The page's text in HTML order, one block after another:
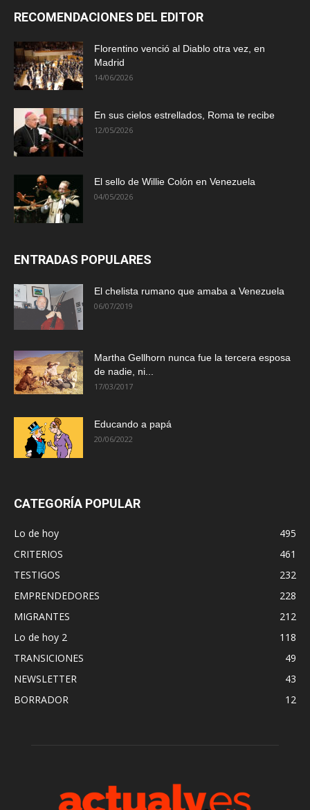
RECOMENDACIONES DEL EDITOR
Florentino venció al Diablo otra vez, en
Madrid
14/06/2026
En sus cielos estrellados, Roma te recibe
12/05/2026
El sello de Willie Colón en Venezuela
04/05/2026
ENTRADAS POPULARES
El chelista rumano que amaba a Venezuela
06/07/2019
Martha Gellhorn nunca fue la tercera esposa
de nadie, ni...
17/03/2017
Educando a papá
20/06/2022
CATEGORÍA POPULAR
Lo de hoy
495
CRITERIOS
461
TESTIGOS
232
EMPRENDEDORES
228
MIGRANTES
212
Lo de hoy 2
118
TRANSICIONES
49
NEWSLETTER
43
BORRADOR
12